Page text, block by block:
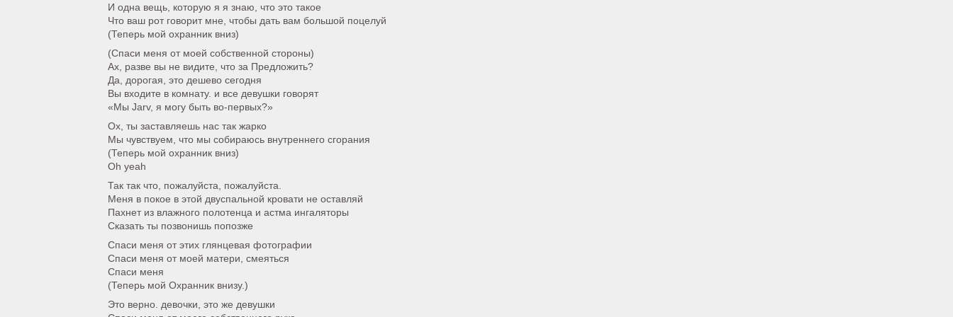
И одна вещь, которую я я знаю, что это такое
Что ваш рот говорит мне, чтобы дать вам большой поцелуй
(Теперь мой охранник вниз)
(Спаси меня от моей собственной стороны)
Ах, разве вы не видите, что за Предложить?
Да, дорогая, это дешево сегодня
Вы входите в комнату. и все девушки говорят
«Мы Jarv, я могу быть во-первых?»
Ох, ты заставляешь нас так жарко
Мы чувствуем, что мы собираюсь внутреннего сгорания
(Теперь мой охранник вниз)
Oh yeah
Так так что, пожалуйста, пожалуйста.
Меня в покое в этой двуспальной кровати не оставляй
Пахнет из влажного полотенца и астма ингаляторы
Сказать ты позвонишь попозже
Спаси меня от этих глянцевая фотографии
Спаси меня от моей матери, смеяться
Спаси меня
(Теперь мой Охранник внизу.)
Это верно. девочки, это же девушки